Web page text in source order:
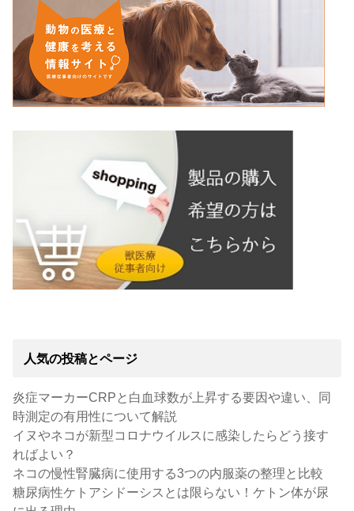
人気の投稿とページ
炎症マーカーCRPと白血球数が上昇する要因や違い、同
時測定の有用性について解説
イヌやネコが新型コロナウイルスに感染したらどう接す
ればよい？
ネコの慢性腎臓病に使用する3つの内服薬の整理と比較
糖尿病性ケトアシドーシスとは限らない！ケトン体が尿